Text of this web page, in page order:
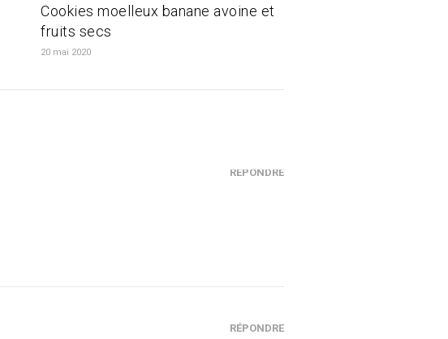
Cookies moelleux banane avoine et
fruits secs
20 mai 2020
RÉPONDRE
RÉPONDRE